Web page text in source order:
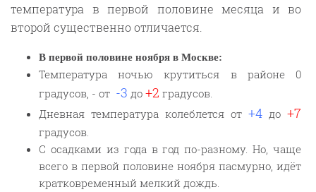
температура в первой половине месяца и во
второй существенно отличается.
В первой половине ноября в Москве:
Температура ночью крутиться в районе 0
градусов, - от -3 до +2 градусов.
Дневная температура колеблется от+4 до+7
градусов.
С осадками из года в год по-разному. Но, чаще
всего в первой половине ноября пасмурно, идёт
кратковременный мелкий дождь.